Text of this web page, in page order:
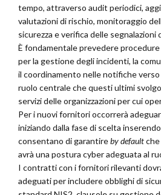
tempo, attraverso audit periodici,
valutazioni di rischio, monitoraggio
sicurezza e verifica delle segnalazioni
È fondamentale prevedere
per la gestione degli incidenti, la
il coordinamento nelle notifiche verso
ruolo centrale che questi ultimi
servizi delle organizzazioni per cui
Per i nuovi fornitori occorrerà
iniziando dalla fase di scelta
consentano di garantireby default
avrà una postura cyber adeguata al
I contratti con i fornitori rilevanti
adeguati per includere obblighi di